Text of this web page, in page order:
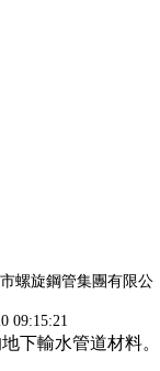
螺旋鋼管集團有限公
09:15:21
下輸水管道材料。